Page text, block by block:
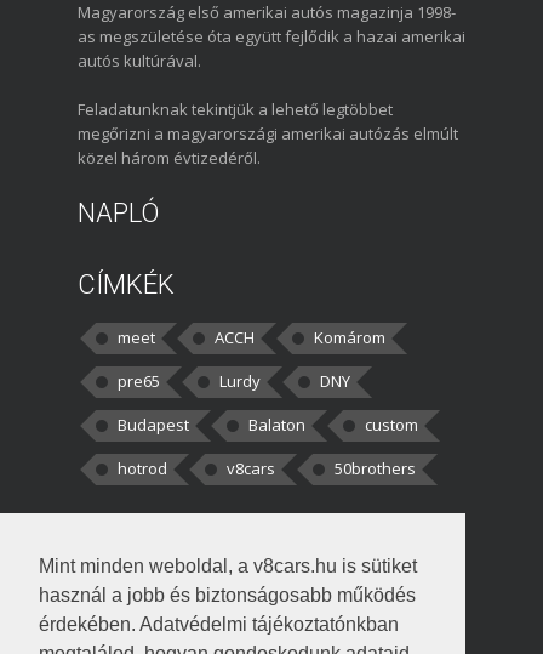
Mint minden weboldal, a v8cars.hu is sütiket
használ a jobb és biztonságosabb működés
érdekében. Adatvédelmi tájékoztatónkban
Magyarország első amerikai autós magazinja 1998-
as megszületése óta együtt fejlődik a hazai amerikai
autós kultúrával.
Feladatunknak tekintjük a lehető legtöbbet
megőrizni a magyarországi amerikai autózás elmúlt
közel három évtizedéről.
NAPLÓ
CÍMKÉK
meet ACCH
Komárom
pre65
Lurdy
DNY
Budapest
Balaton
custom
hotrod
v8cars 50brothers
kortisz:Elszúrtam! Én csak két
darabbaal számoltam. Nem tudtam, hogy fél autót,